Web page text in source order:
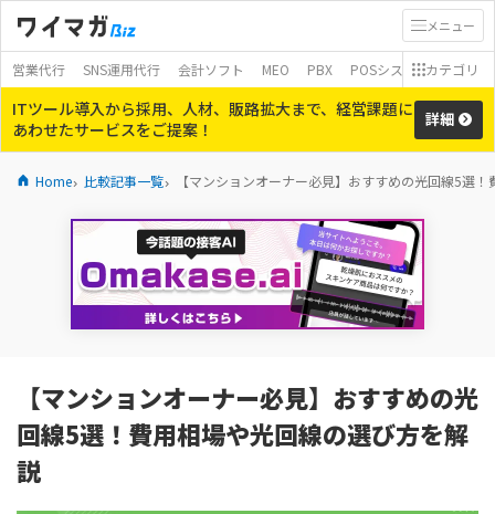
メニュー
営業代行 SNS運用代行 会計ソフト MEO PBX POSシステム モバイ
カテゴリ
ITツール導入から採用、人材、販路拡大まで、経営課題に
あわせたサービスをご提案！
詳細
Home 比較記事一覧 【マンションオーナー必見】おすすめの光回線5選
【マンションオーナー必見】おすすめの光
回線5選！費用相場や光回線の選び方を解
説